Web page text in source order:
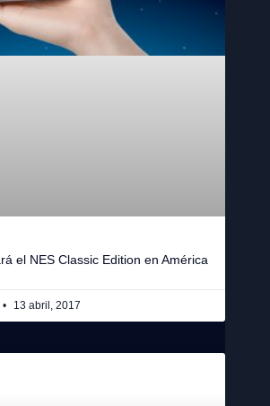
el NES Classic Edition en América
13 abril, 2017